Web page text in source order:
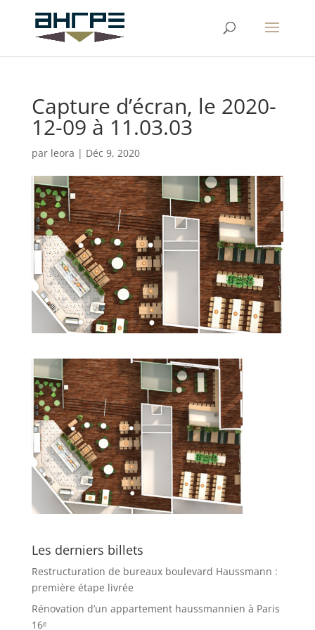
Capture d’écran, le 2020-
12-09 à 11.03.03
par leora | Déc 9, 2020
Les derniers billets
Restructuration de bureaux boulevard Haussmann :
première étape livrée
Rénovation d’un appartement haussmannien à Paris
16ᵉ